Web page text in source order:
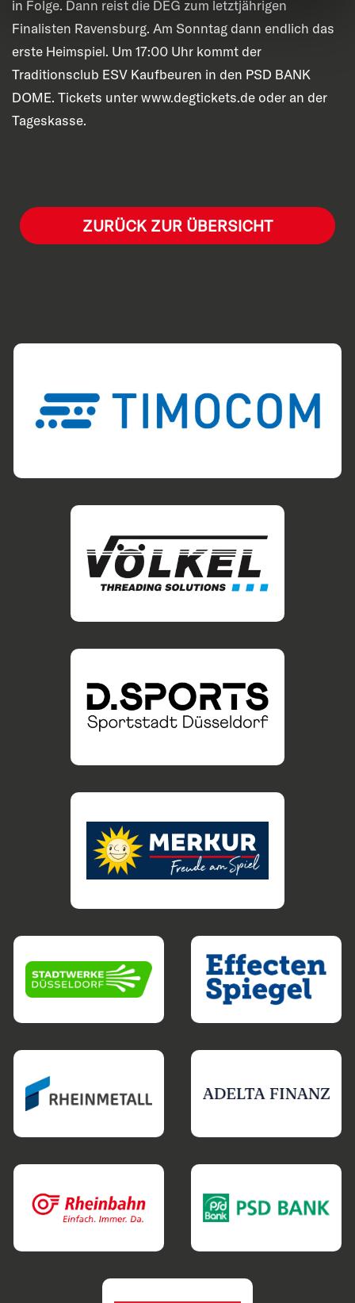
in Folge. Dann reist die DEG zum letztjährigen
Finalisten Ravensburg. Am Sonntag dann endlich das
erste Heimspiel. Um 17:00 Uhr kommt der
Traditionsclub ESV Kaufbeuren in den PSD BANK
DOME. Tickets unter www.degtickets.de oder an der
Tageskasse.
ZURÜCK ZUR ÜBERSICHT